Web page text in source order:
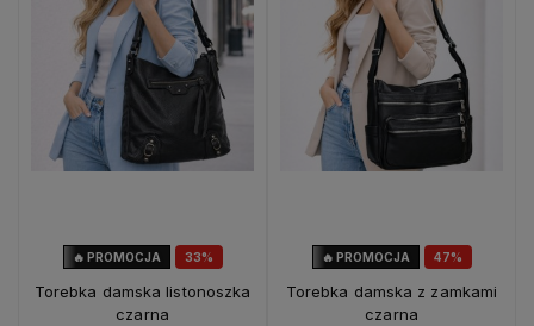
33%
🔥 PROMOCJA
Torebka damska listonoszka
czarna
47%
🔥 PROMOCJA
Torebka damska z zamkami
czarna